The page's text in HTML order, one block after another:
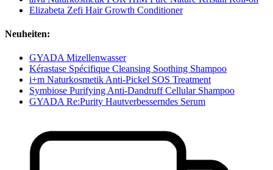
Elizabeta Zefi Hair Growth Conditioner
Neuheiten:
GYADA Mizellenwasser
Kérastase Spécifique Cleansing Soothing Shampoo
i+m Naturkosmetik Anti-Pickel SOS Treatment
Symbiose Purifying Anti-Dandruff Cellular Shampoo
GYADA Re:Purity Hautverbesserndes Serum